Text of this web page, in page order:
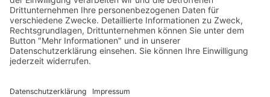
Kontakt & Öffnungszeiten
Impressum
Datenschutzerklärung
Kunden-Login
Downloads für Händler